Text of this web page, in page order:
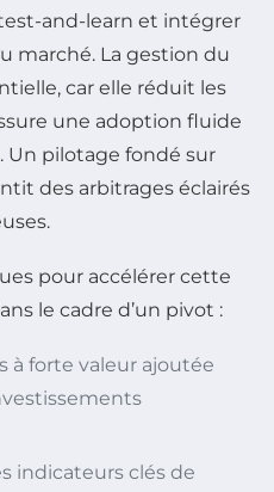
and-learn et intégrer
marché. La gestion du
car elle réduit les
une adoption fluide
Un pilotage fondé sur
des arbitrages éclairés
pour accélérer cette
le cadre d’un pivot :
à forte valeur ajoutée
indicateurs clés de